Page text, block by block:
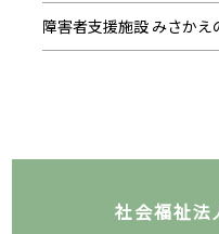
障害者支援施設 みさか
社会福祉法